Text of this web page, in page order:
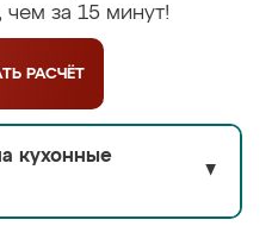
за 15 минут!
РАСЧЁТ
кухонные
▼